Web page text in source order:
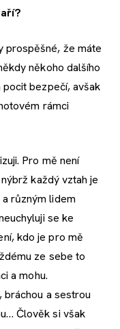
prospěšné, že máte
někoho dalšího
pocit bezpečí, avšak
rámci
Pro mě není
každý vztah je
různým lidem
se ke
kdo je pro mě
ze sebe to
a mohu.
bráchou a sestrou
Člověk si však